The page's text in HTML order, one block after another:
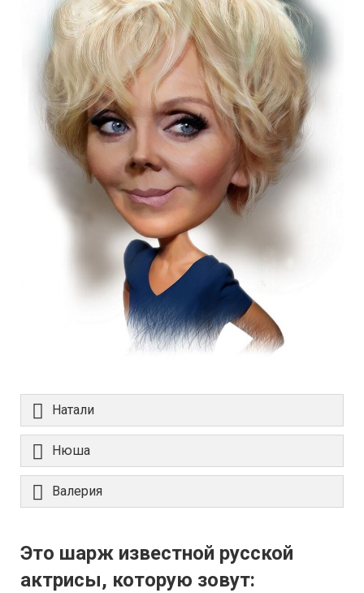
Натали
Нюша
Валерия
Это шарж известной русской
актрисы, которую зовут: